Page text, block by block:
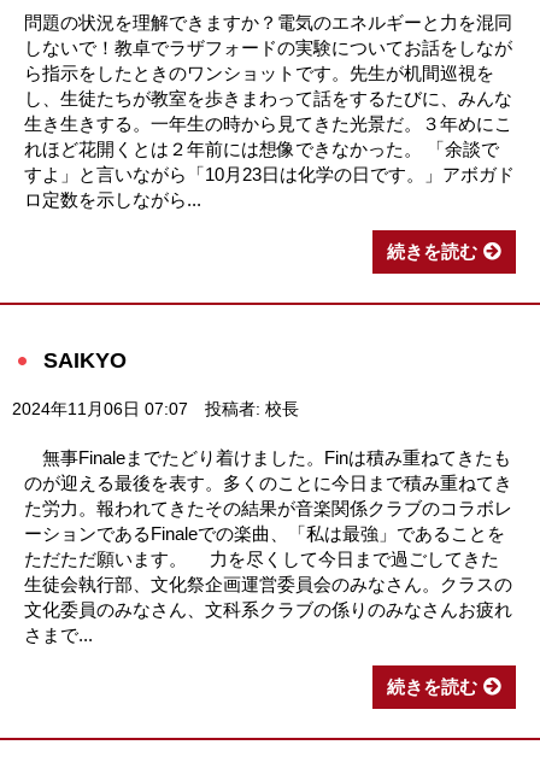
問題の状況を理解できますか？電気のエネルギーと力を混同
しないで！教卓でラザフォードの実験についてお話をしなが
ら指示をしたときのワンショットです。先生が机間巡視を
し、生徒たちが教室を歩きまわって話をするたびに、みんな
生き生きする。一年生の時から見てきた光景だ。３年めにこ
れほど花開くとは２年前には想像できなかった。 「余談で
すよ」と言いながら「10月23日は化学の日です。」アボガド
ロ定数を示しながら...
続きを読む
SAIKYO
2024年11月06日 07:07 投稿者: 校長
無事Finaleまでたどり着けました。Finは積み重ねてきたも
のが迎える最後を表す。多くのことに今日まで積み重ねてき
た労力。報われてきたその結果が音楽関係クラブのコラボレ
ーションであるFinaleでの楽曲、「私は最強」であることを
ただただ願います。 力を尽くして今日まで過ごしてきた
生徒会執行部、文化祭企画運営委員会のみなさん。クラスの
文化委員のみなさん、文科系クラブの係りのみなさんお疲れ
さまで...
続きを読む